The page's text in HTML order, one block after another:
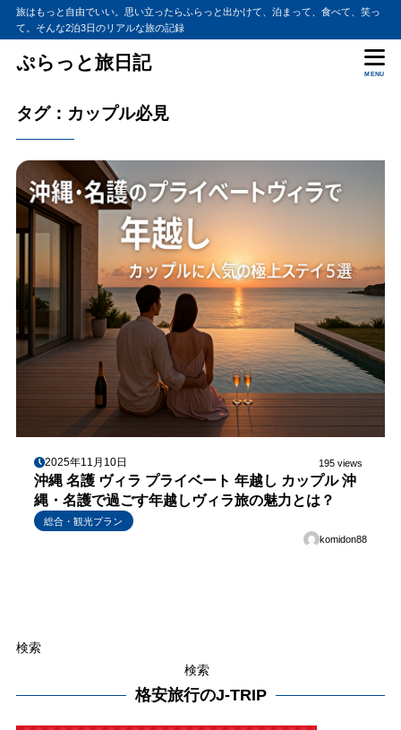
旅はもっと自由でいい。思い立ったらふらっと出かけて、泊まって、食べて、笑っ
て。そんな2泊3日のリアルな旅の記録
ぷらっと旅日記
MENU
タグ：カップル必見
2025年11月10日 195 views
沖縄 名護 ヴィラ プライベート 年越し カップル 沖
縄・名護で過ごす年越しヴィラ旅の魅力とは？
総合・観光プラン
komidon88
検索
検索
格安旅行のJ-TRIP